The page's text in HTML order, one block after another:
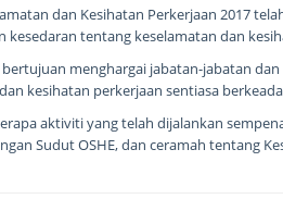
dan Kesihatan Perkerjaan 2017
kesedaran tentang keselamatan dan
bertujuan menghargai jabatan-jabatan
kesihatan perkerjaan sentiasa
aktiviti yang telah dijalankan
Sudut OSHE, dan ceramah tentang